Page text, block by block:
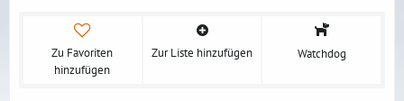
Zu Favoriten
hinzufügen
Zur Liste hinzufügen Watchdog